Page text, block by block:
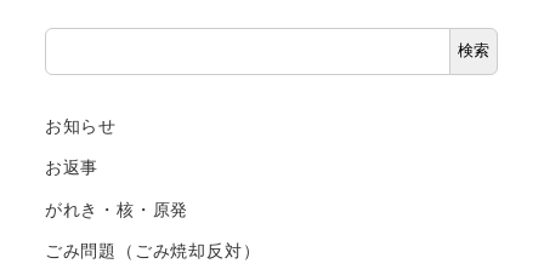
ー
ジ
送
検
索
検索
お知らせ
お返事
がれき・核・原発
ごみ問題（ごみ焼却反対）